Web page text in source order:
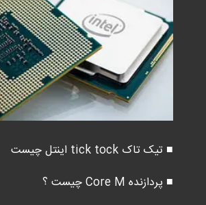
■ تیک تاک tick tock اینتل چیست
■ پردازنده Core M چیست ؟